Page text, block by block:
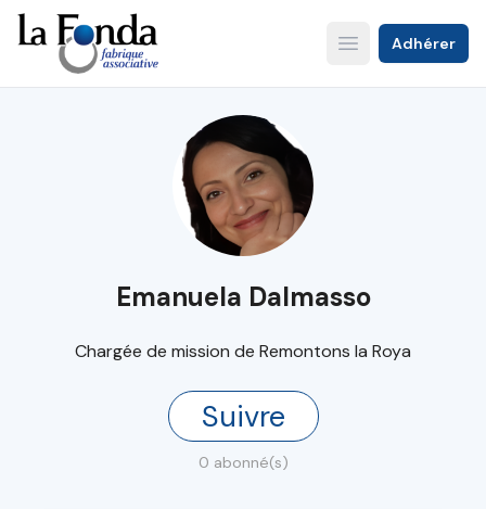
Aller
au
contenu
principal
Open main menu
Adhérer
Emanuela Dalmasso
Chargée de mission de Remontons la Roya
Suivre
0 abonné(s)